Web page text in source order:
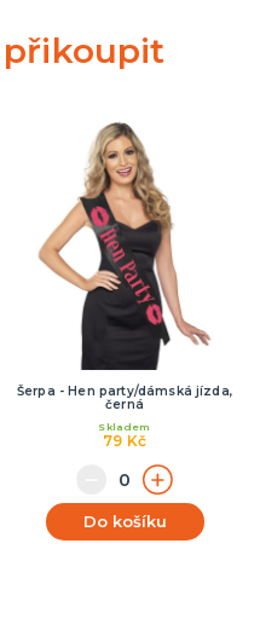
Šerpa - Hen party/dámská jízda,
černá
79 Kč
Skladem
Do košíku